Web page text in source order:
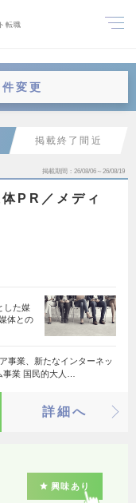
転職
変更
掲載終了間近
掲載期間 26/08/06～26/08/19
PR／メディ
した媒
体との
事業、新たなインターネッ
業 国民的大人…
詳細へ
興味あり